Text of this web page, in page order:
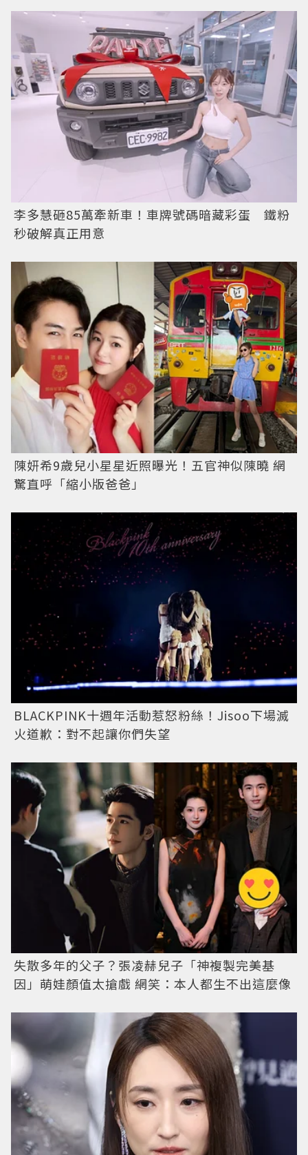
李多慧砸85萬牽新車！車牌號碼暗藏彩蛋 鐵粉
秒破解真正用意
陳妍希9歲兒小星星近照曝光！五官神似陳曉 網
驚直呼「縮小版爸爸」
BLACKPINK十週年活動惹怒粉絲！Jisoo下場滅
火道歉：對不起讓你們失望
失散多年的父子？張凌赫兒子「神複製完美基
因」萌娃顏值太搶戲 網笑：本人都生不出這麼像